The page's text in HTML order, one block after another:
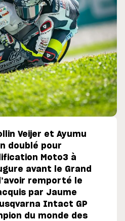
Veijer et Ayumu
doublé pour
Moto3 à
avant le Grand
remporté le
par Jaume
Intact GP
du monde des